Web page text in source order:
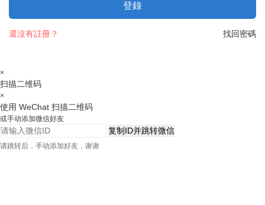
登錄
找回密碼
還沒有註冊？
×
扫描二维码
×
使用 WeChat 扫描二维码
或手动添加微信好友
复制ID并跳转微信
请跳转后，手动添加好友，谢谢